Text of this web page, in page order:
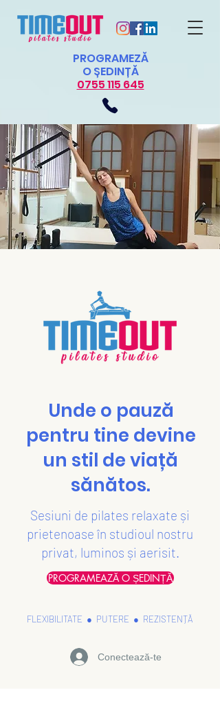
PROGRAMEZĂ
O ȘEDINȚĂ
0755 115 645
Unde o pauză
pentru tine devine
un stil de viață
sănătos.
Sesiuni de pilates relaxate și
prietenoase în studioul nostru
privat, luminos și aerisit.
PROGRAMEAZĂ O ȘEDINȚĂ
FLEXIBILITATE ● PUTERE ● REZISTENȚĂ
Conectează-te